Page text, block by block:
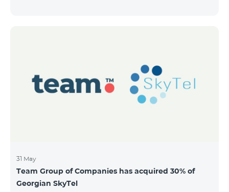
VOLUME 41,200 AMD
31 May
Team Group of Companies has acquired 30% of
Georgian SkyTel